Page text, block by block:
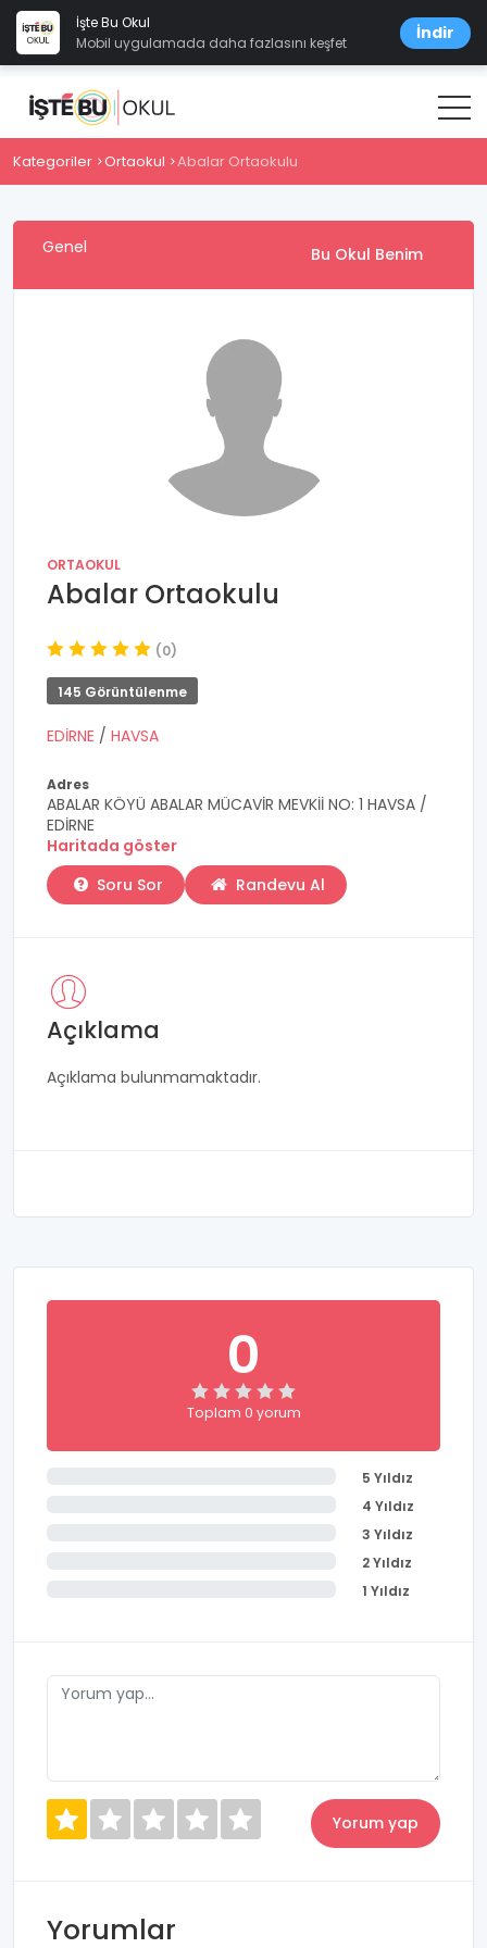
İşte Bu Okul
Mobil uygulamada daha fazlasını keşfet
İndir
Kategoriler Ortaokul Abalar Ortaokulu
Genel Bu Okul Benim
ORTAOKUL
Abalar Ortaokulu
(0)
145 Görüntülenme
EDİRNE / HAVSA
Adres
ABALAR KÖYÜ ABALAR MÜCAVİR MEVKİİ NO: 1 HAVSA /
EDİRNE
Haritada göster
Soru Sor
Randevu Al
Açıklama
Açıklama bulunmamaktadır.
0
Toplam 0 yorum
5 Yıldız
4 Yıldız
3 Yıldız
2 Yıldız
1 Yıldız
Yorumlar